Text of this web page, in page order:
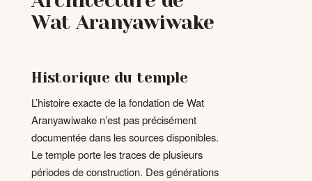
Wat Aranyawiwake
Historique du temple
L’histoire exacte de la fondation de Wat
Aranyawiwake n’est pas précisément
documentée dans les sources disponibles.
Le temple porte les traces de plusieurs
périodes de construction. Des générations